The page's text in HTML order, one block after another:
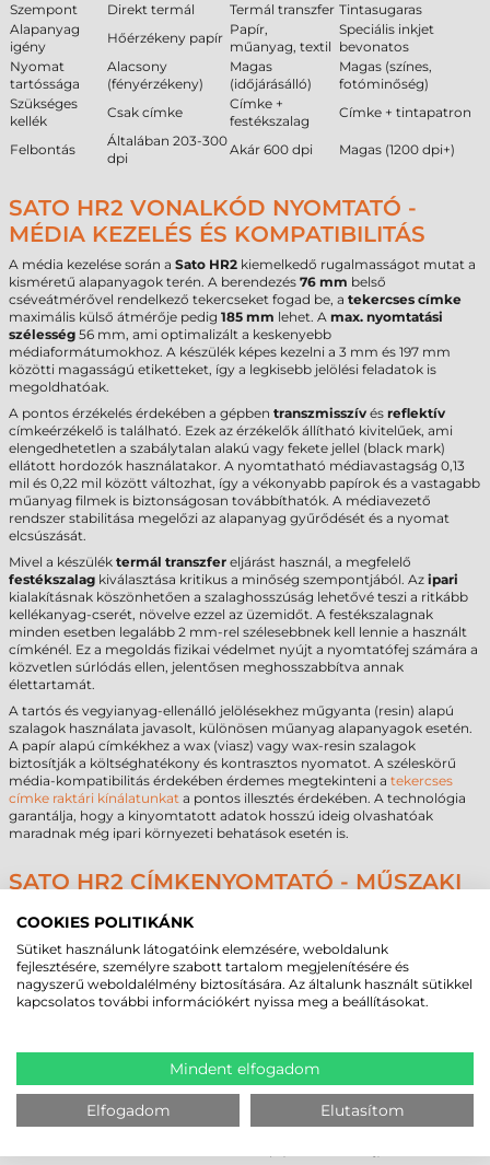
Szempont Direkt termál Termál transzfer Tintasugaras
Alapanyag
igény
Hőérzékeny papír
Papír,
műanyag, textil
Speciális inkjet
bevonatos
Nyomat
tartóssága
Alacsony
(fényérzékeny)
Magas
(időjárásálló)
Magas (színes,
fotóminőség)
Szükséges
kellék
Csak címke
Címke +
festékszalag
Címke + tintapatron
Felbontás
Általában 203-300
dpi
Akár 600 dpi Magas (1200 dpi+)
SATO HR2 VONALKÓD NYOMTATÓ -
MÉDIA KEZELÉS ÉS KOMPATIBILITÁS
A média kezelése során a Sato HR2 kiemelkedő rugalmasságot mutat a
kisméretű alapanyagok terén. A berendezés 76 mm belső
cséveátmérővel rendelkező tekercseket fogad be, a tekercses címke
maximális külső átmérője pedig 185 mm lehet. A max. nyomtatási
szélesség 56 mm, ami optimalizált a keskenyebb
médiaformátumokhoz. A készülék képes kezelni a 3 mm és 197 mm
közötti magasságú etiketteket, így a legkisebb jelölési feladatok is
megoldhatóak.
A pontos érzékelés érdekében a gépben transzmisszív és reflektív
címkeérzékelő is található. Ezek az érzékelők állítható kivitelűek, ami
elengedhetetlen a szabálytalan alakú vagy fekete jellel (black mark)
ellátott hordozók használatakor. A nyomtatható médiavastagság 0,13
mil és 0,22 mil között változhat, így a vékonyabb papírok és a vastagabb
műanyag filmek is biztonságosan továbbíthatók. A médiavezető
rendszer stabilitása megelőzi az alapanyag gyűrődését és a nyomat
elcsúszását.
Mivel a készülék termál transzfer eljárást használ, a megfelelő
festékszalag kiválasztása kritikus a minőség szempontjából. Az ipari
kialakításnak köszönhetően a szalaghosszúság lehetővé teszi a ritkább
kellékanyag-cserét, növelve ezzel az üzemidőt. A festékszalagnak
minden esetben legalább 2 mm-rel szélesebbnek kell lennie a használt
címkénél. Ez a megoldás fizikai védelmet nyújt a nyomtatófej számára a
közvetlen súrlódás ellen, jelentősen meghosszabbítva annak
élettartamát.
A tartós és vegyianyag-ellenálló jelölésekhez műgyanta (resin) alapú
szalagok használata javasolt, különösen műanyag alapanyagok esetén.
A papír alapú címkékhez a wax (viasz) vagy wax-resin szalagok
biztosítják a költséghatékony és kontrasztos nyomatot. A széleskörű
média-kompatibilitás érdekében érdemes megtekinteni a tekercses
címke raktári kínálatunkat a pontos illesztés érdekében. A technológia
garantálja, hogy a kinyomtatott adatok hosszú ideig olvashatóak
maradnak még ipari környezeti behatások esetén is.
SATO HR2 CÍMKENYOMTATÓ - MŰSZAKI
PARAMÉTEREK
gyors összehasonlíthatóság érdekében.
Paraméter
Érték
Márka
Sato
Technológia
termál transzfer
600 dpi
Max. tekercsátmérő
185 mm
Cséveméret
Interfész
USB ,RS232,Ethernet
COOKIES POLITIKÁNK
Sütiket használunk látogatóink elemzésére, weboldalunk
fejlesztésére, személyre szabott tartalom megjelenítésére és
nagyszerű weboldalélmény biztosítására. Az általunk használt sütikkel
kapcsolatos további információkért nyissa meg a beállításokat.
Mindent elfogadom
Elfogadom Elutasítom